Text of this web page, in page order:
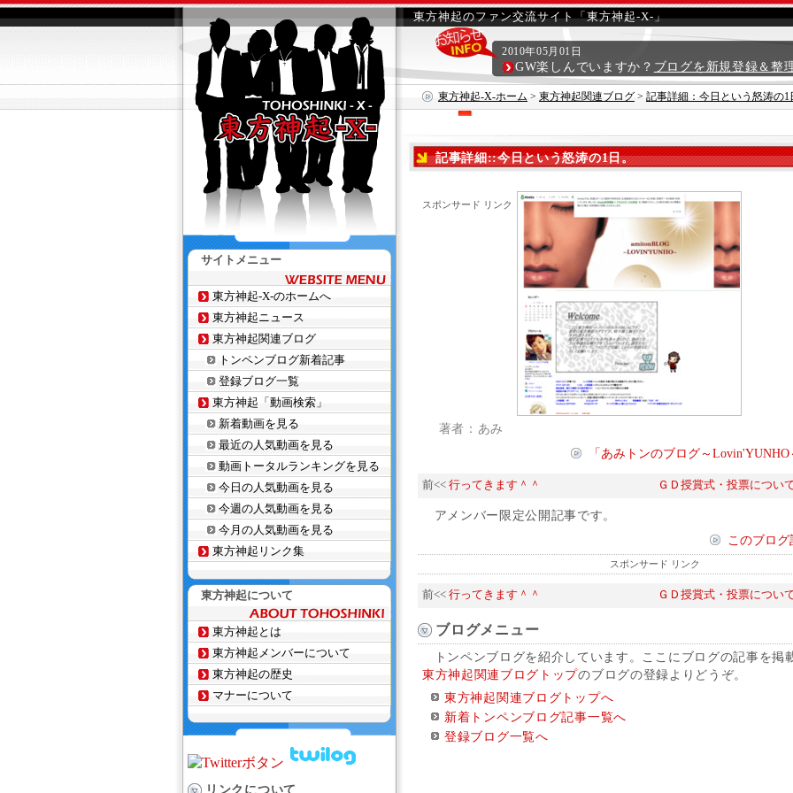
東方神起のファン交流サイト「東方神起-X-」
東方神起-X-ホーム > 東方神起関連ブログ > 記事詳細：今日という怒涛の1
2010年05月01日
GW楽しんでいますか？ ブログを新規登録＆整
記事詳細::今日という怒涛の1日。
スポンサード リンク
著者：あみ
「あみトンのブログ～
前<< 行ってきます＾＾ ＧＤ授賞式・投票につい
アメンバー限定公開記事です。
このブロ
スポンサード リンク
前<< 行ってきます＾＾ ＧＤ授賞式・投票につい
ブログメニュー
トンペンブログを紹介しています。ここにブログの記事を掲
東方神起関連ブログトップのブログの登録よりどうぞ。
東方神起関連ブログトップへ
新着トンペンブログ記事一覧へ
登録ブログ一覧へ
サイトメニュー
東方神起-X-のホームへ
東方神起ニュース
東方神起関連ブログ
トンペンブログ新着記事
登録ブログ一覧
東方神起「動画検索」
新着動画を見る
最近の人気動画を見る
動画トータルランキングを見る
今日の人気動画を見る
今週の人気動画を見る
今月の人気動画を見る
東方神起リンク集
東方神起について
東方神起とは
東方神起メンバーについて
東方神起の歴史
マナーについて
リンクについて